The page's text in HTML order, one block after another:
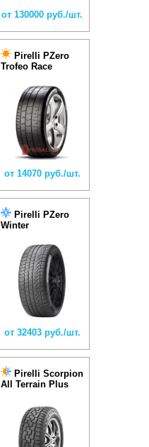
от 130000 руб./шт.
Pirelli PZero
Trofeo Race
от 14070 руб./шт.
Pirelli PZero
Winter
от 32403 руб./шт.
Pirelli Scorpion
All Terrain Plus